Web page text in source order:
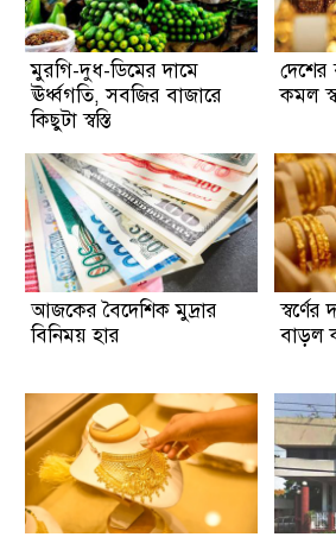
মুরগি-দুধ-ডিমের দামে
ঊর্ধ্বগতি, সবজির বাজারে
কিছুটা স্বস্তি
কমল
আজকের বৈদেশিক মুদ্রার
বিনিময় হার
বাড়ল